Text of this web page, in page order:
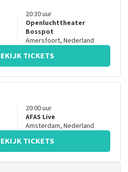
20:30uur
Openluchttheater
Bosspot
Amersfoort, Nederland
TICKETS
20:00uur
AFAS Live
Amsterdam, Nederland
TICKETS